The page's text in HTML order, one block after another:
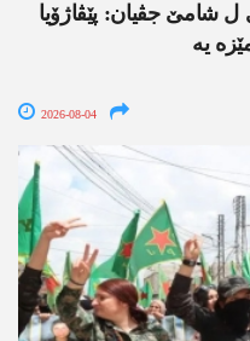
شامێ جڤیان: پێڤاژۆیا
یە
2026-08-04